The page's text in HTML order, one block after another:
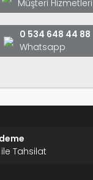
sitelerden daha pahalı.
Müşteri Hizmetleri
0 534 648 44 88
Whatsapp
ile Tahsilat